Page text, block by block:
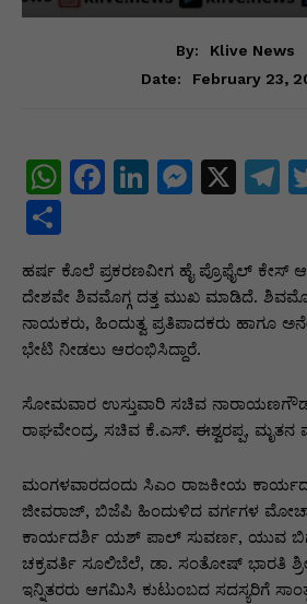
By:
Klive News
Date:
February 23,
W
s
A
p
F
e
b
o
k
Li
e
dI
n
M
s
e
n
g
er
X
T
a
h
ar
e
ಹರ್ಷ ಕೊಲೆ ಪ್ರಕರಣವೀಗ ಹೈ ಪ್ರೊಫೈಲ್ ಕೇಸ್
ದೇಶವೇ ಶಿವಮೊಗ್ಗ ದತ್ತ ಮುಖ ಮಾಡಿದೆ.
ನಾಯಕರು, ಹಿಂದುತ್ವ ಪ್ರತಿಪಾದಕರು ಹಾಗೂ
ಭೇಟಿ ನೀಡಲು ಆರಂಭಿಸಿದ್ದಾರೆ.
ಸೋಮವಾರ ಉಸ್ತುವಾರಿ ಸಚಿವ
ರಾಘವೇಂದ್ರ, ಸಚಿವ ಕೆ.ಎಸ್. ಈಶ್ವರಪ್ಪ, ಮೃತನ
ಮಂಗಳವಾರದಂದು ಸಿಎಂ ರಾಜಕೀಯ
ಜೀವರಾಜ್, ಬಿಜೆಪಿ ಹಿಂದುಳಿದ ವರ್ಗಗಳ
ಕಾರ್ಯದರ್ಶಿ ಯಶ್ ಪಾಲ್ ಸುವರ್ಣ, ಯುವ
ಚಕ್ರವರ್ತಿ ಸೂಲಿಬೆಲೆ, ಡಾ. ಸಂತೋಷ್ ಭಾರತಿ
ಇನ್ನಿತರರು ಆಗಮಿಸಿ ಕುಟುಂಬದ ಸದಸ್ಯರಿಗೆ